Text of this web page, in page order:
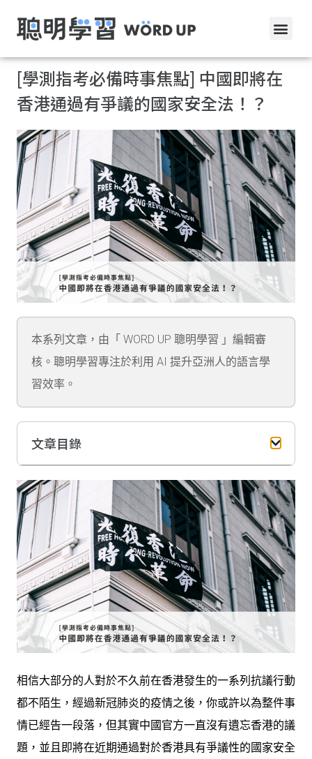
[學測指考必備時事焦點] 中國即將在
香港通過有爭議的國家安全法！？
本系列文章，由「 WORD UP 聰明學習 」編輯審
核。聰明學習專注於利用 AI 提升亞洲人的語言學
習效率。
文章目錄
相信大部分的人對於不久前在香港發生的一系列抗議行動
都不陌生，經過新冠肺炎的疫情之後，你或許以為整件事
情已經告一段落，但其實中國官方一直沒有遺忘香港的議
題，並且即將在近期通過對於香港具有爭議性的國家安全